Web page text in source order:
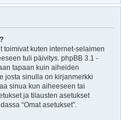
toimivat kuten internet-selaimen
tuli päivitys. phpBB 3.1 -
tapaan kuin aiheiden
josta sinulla on kirjanmerkki
sinua kun aiheeseen tai
ja tilausten asetukset
“Omat asetukset”.